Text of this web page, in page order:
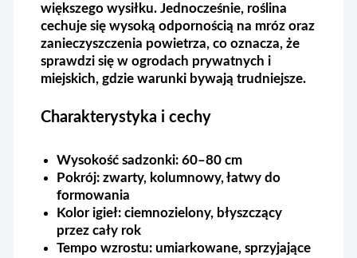
większego wysiłku. Jednocześnie, roślina
cechuje się wysoką odpornością na mróz oraz
zanieczyszczenia powietrza, co oznacza, że
sprawdzi się w ogrodach prywatnych i
miejskich, gdzie warunki bywają trudniejsze.
Charakterystyka i cechy
Wysokość sadzonki: 60–80 cm
Pokrój: zwarty, kolumnowy, łatwy do
formowania
Kolor igieł: ciemnozielony, błyszczący
przez cały rok
Tempo wzrostu: umiarkowane, sprzyjające